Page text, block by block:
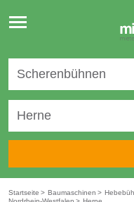
Toggle
navigation
Startseite > Baumaschinen >